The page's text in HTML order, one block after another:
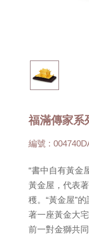
福滿傳家系
編號 :
“書中自有黃金
黃金屋，代表
穫。“黃金屋”
著一座黃金大
前一對金獅共